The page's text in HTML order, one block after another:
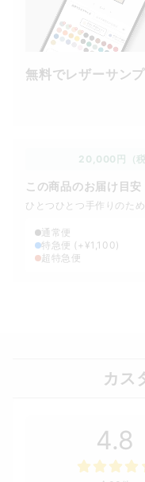
無料でレザーサン
20,000円（税
この商品のお届け目安
ひとつひとつ手作りのた
通常便
特急便 (+¥1,100)
超特急便
カス
4.8